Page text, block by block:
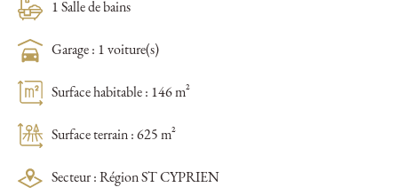
1 Salle de bains
Garage : 1 voiture(s)
Surface habitable : 146 m²
Surface terrain : 625 m²
Secteur : Région ST CYPRIEN